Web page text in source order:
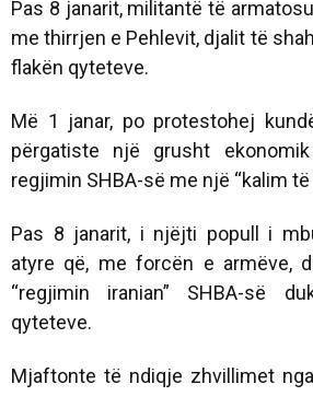
Pas 8 janarit, militantë të
me thirrjen e Pehlevit, djalit të
flakën qyteteve.
Më 1 janar, po protestohej
përgatiste një grusht
regjimin SHBA-së me një “kalim të
Pas 8 janarit, i njëjti popull i
atyre që, me forcën e armëve,
“regjimin iranian” SHBA-së
qyteteve.
Mjaftonte të ndiqje zhvillimet